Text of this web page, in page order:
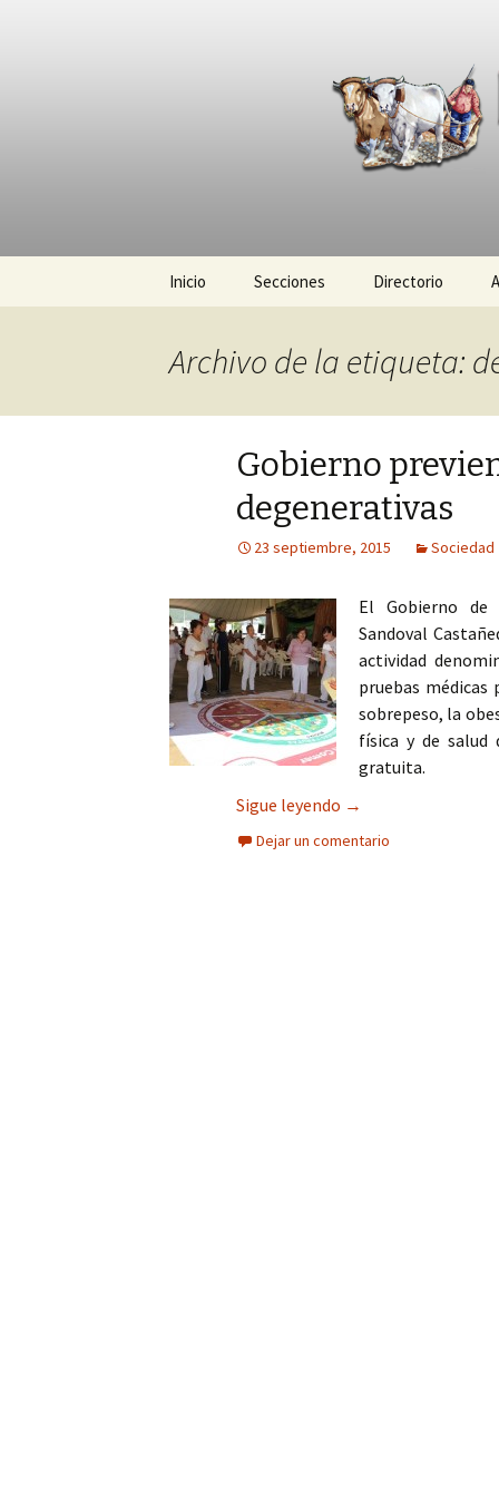
La Yunta
Inicio Secciones
Deportes
Columna
Directorio
Archivo de la etiqueta:
Gobierno
degenerativas
23 septiembre, 2015 Sociedad
El Gobierno de
Sandoval
actividad
pruebas médicas
sobrepeso, la
física y de salud
gratuita.
Sigue leyendo Gobierno previene
→
Dejar un comentario